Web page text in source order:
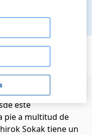
Situado a 10
este
pie a multitud de
Sokak tiene un